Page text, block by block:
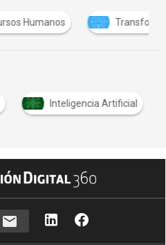
Transformación digital
Inteligencia Artificial